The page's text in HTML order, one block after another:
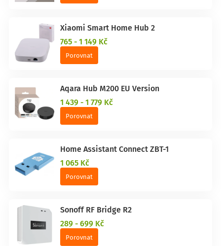
Xiaomi Smart Home Hub 2
765 - 1 149 Kč
Porovnat
Aqara Hub M200 EU Version
1 439 - 1 779 Kč
Porovnat
Home Assistant Connect ZBT-1
1 065 Kč
Porovnat
Sonoff RF Bridge R2
289 - 699 Kč
Porovnat